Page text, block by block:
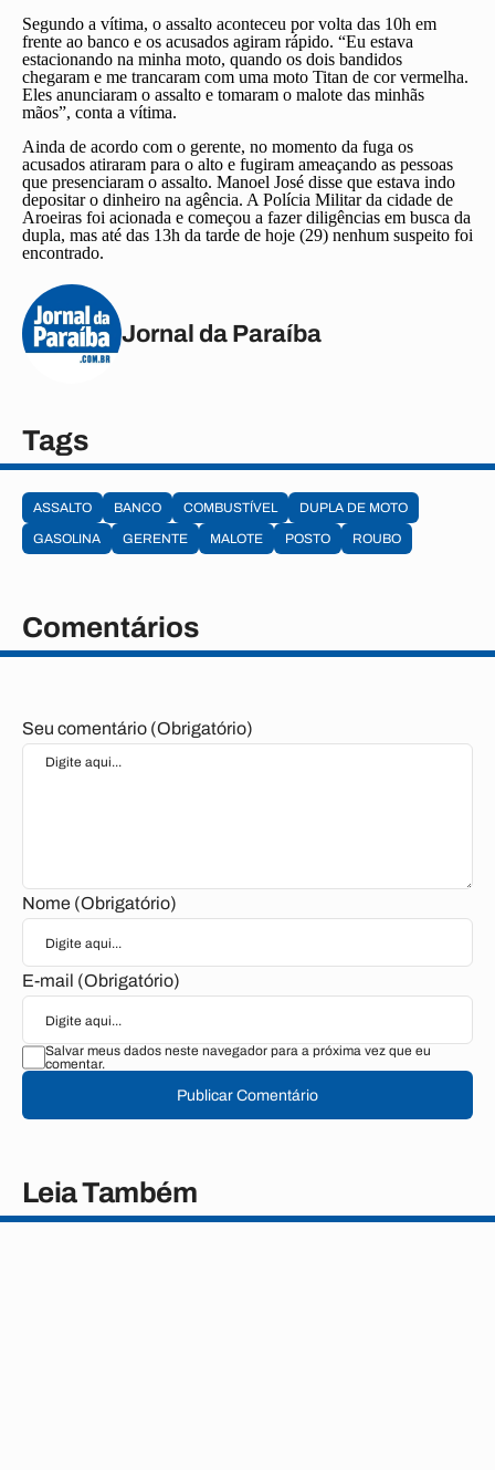
Segundo a vítima, o assalto aconteceu por volta das 10h em
frente ao banco e os acusados agiram rápido. “Eu estava
estacionando na minha moto, quando os dois bandidos
chegaram e me trancaram com uma moto Titan de cor vermelha.
Eles anunciaram o assalto e tomaram o malote das minhãs
mãos”, conta a vítima.
Ainda de acordo com o gerente, no momento da fuga os
acusados atiraram para o alto e fugiram ameaçando as pessoas
que presenciaram o assalto. Manoel José disse que estava indo
depositar o dinheiro na agência. A Polícia Militar da cidade de
Aroeiras foi acionada e começou a fazer diligências em busca da
dupla, mas até das 13h da tarde de hoje (29) nenhum suspeito foi
encontrado.
Jornal da Paraíba
Tags
ASSALTO BANCO COMBUSTÍVEL
DUPLA DE MOTO
GASOLINA
GERENTE MALOTE POSTO ROUBO
Comentários
Seu comentário (Obrigatório)
Nome (Obrigatório)
E-mail (Obrigatório)
Salvar meus dados neste navegador para a próxima vez que eu
comentar.
Publicar Comentário
Leia Também